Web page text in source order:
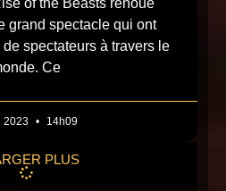
of the Beasts renoue
grand spectacle qui ont
spectateurs à travers le
Ce
2023 14h09
PLUS